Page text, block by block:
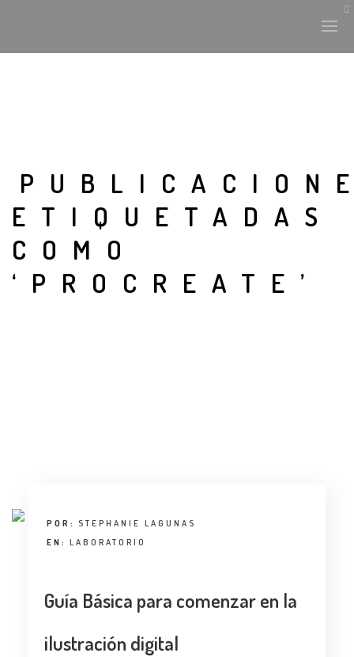
ETIQUETADAS
COMO
‘PROCREATE’
POR: STEPHANIE LAGUNAS
EN: LABORATORIO
Guía Básica para comenzar en la
ilustración digital